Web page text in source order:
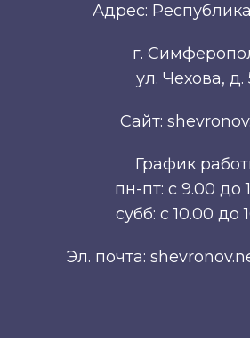
Адрес:
г.
ул. Чехова, д.
Сайт:
График
пн-пт: с 9.00 до
субб: с 10.00 до
Эл. почта: